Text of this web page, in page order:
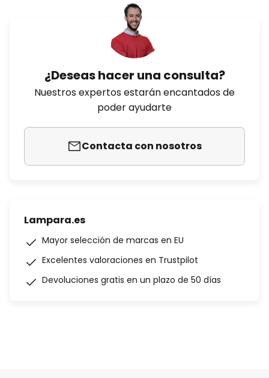
¿Deseas hacer una consulta?
Nuestros expertos estarán encantados de
poder ayudarte
Contacta con nosotros
Lampara.es
Mayor selección de marcas en EU
Excelentes valoraciones en Trustpilot
Devoluciones gratis en un plazo de 50 días